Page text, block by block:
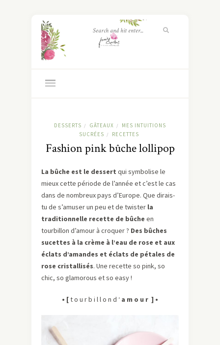
DESSERTS / GÂTEAUX /
MES INTUITIONS
SUCRÉES / RECETTES
Fashion pink bûche lollipop
La bûche est le dessert qui symbolise le
mieux cette période de l’année et c’est le cas
dans de nombreux pays d’Europe. Que dirais-
tu de s’amuser un peu et de twister la
traditionnelle recette de bûche en
tourbillon d’amour à croquer ? Des bûches
sucettes à la crème à l’eau de rose et aux
éclats d’amandes et éclats de pétales de
rose cristallisés. Une recette so pink, so
chic, so glamorous et so easy !
• [t o u r b i l l o n d ‘ a m o u r ] •